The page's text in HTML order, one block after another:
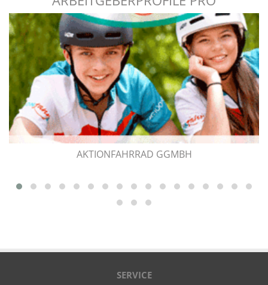
AKTIONFAHRRAD GGMBH
SERVICE